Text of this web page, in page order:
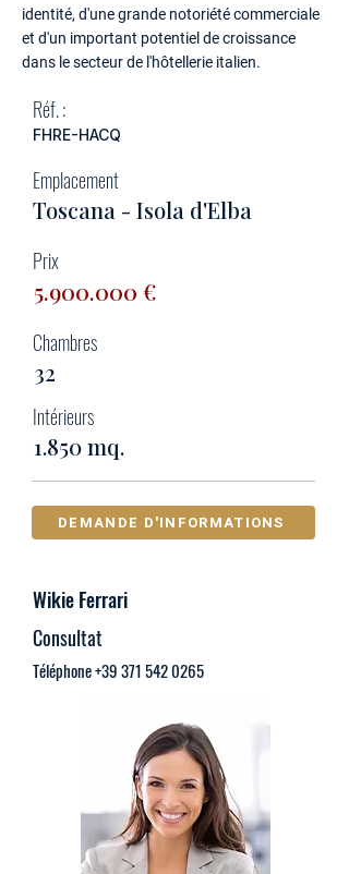
identité, d'une grande notoriété commerciale
et d'un important potentiel de croissance
dans le secteur de l'hôtellerie italien.
Réf. :
FHRE-HACQ
Emplacement
Toscana - Isola d'Elba
Prix
5.900.000 €
Chambres
32
Intérieurs
1.850 mq.
DEMANDE D'INFORMATIONS
Wikie Ferrari
Consultat
Téléphone+39 371 542 0265